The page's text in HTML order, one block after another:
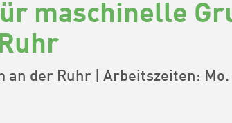
maschinelle
an der Ruhr | Arbeitszeiten: